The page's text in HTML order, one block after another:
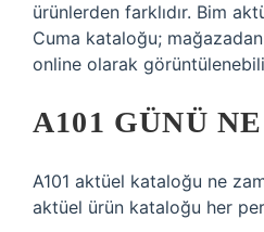
ürünlerden farklıdır. Bim
Cuma kataloğu;
online olarak
A101 GÜNÜ
A101 aktüel kataloğu ne
aktüel ürün kataloğu her